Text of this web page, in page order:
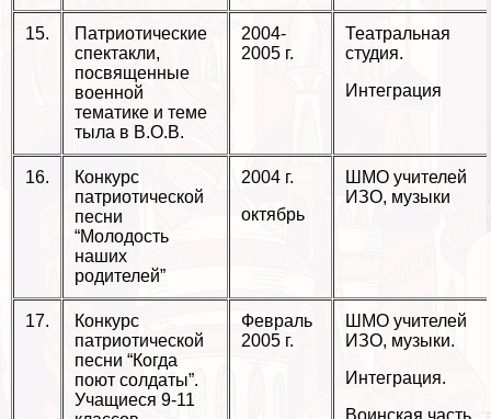
15.
Патриотические
спектакли,
посвященные
военной
тематике и теме
тыла в В.О.В.
2004-
2005 г.
Театральная
студия.
Интеграция
16.
Конкурс
патриотической
песни
“Молодость
наших
родителей”
2004 г.
октябрь
ШМО учителей
ИЗО, музыки
17.
Конкурс
патриотической
песни “Когда
поют солдаты”.
Учащиеся 9-11
Февраль
2005 г.
ШМО учителей
ИЗО, музыки.
Интеграция.
Воинская часть